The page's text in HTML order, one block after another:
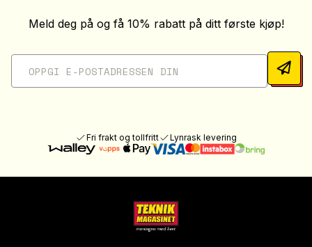
Meld deg på og få 10% rabatt på ditt første kjøp!
Fri frakt og tollfritt Lynrask levering